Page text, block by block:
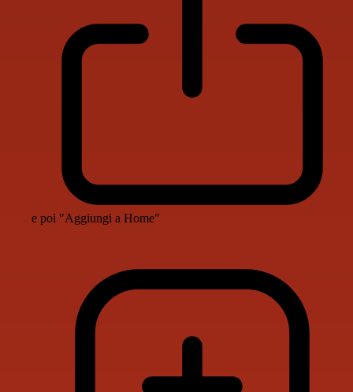
e poi "Aggiungi a Home"